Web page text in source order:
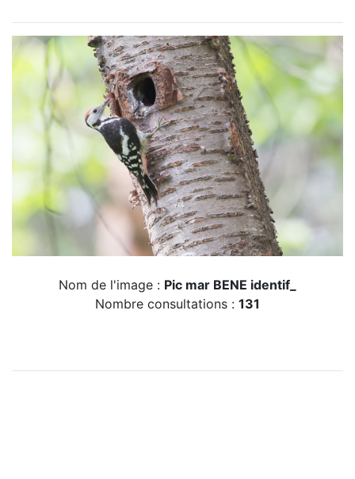
Nom de l'image : Pic mar BENE identif_
Nombre consultations : 131